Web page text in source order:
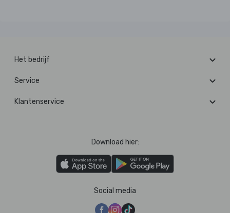
Het bedrijf
Service
Klantenservice
Download hier:
Social media